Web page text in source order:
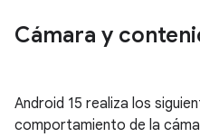
Cámara y
Android 15 realiza los
comportamiento de la